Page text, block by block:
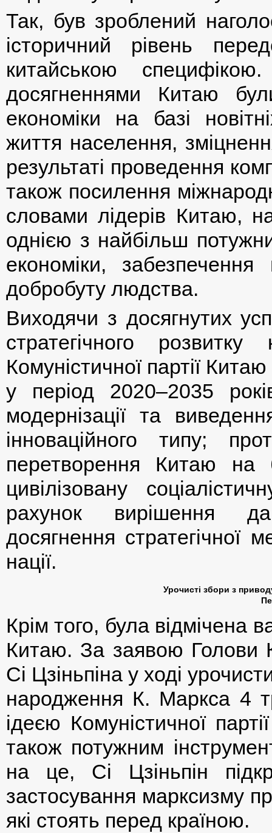
Так, був зроблений
історичний рівень
китайською
досягненнями Китаю
економіки на базі
життя населення,
результаті проведення
також посилення
словами лідерів Китаю,
однією з найбільш
економіки,
добробуту людства.
Виходячи з досягнутих
стратегічного
Комуністичної партії
у період 2020–2035
модернізації та
інноваційного типу;
перетворення Китаю на
цивілізовану
рахунок вирішення
досягнення стратегічної
нації.
Урочисті збори з
Крім того, була відмічена
Китаю. За заявою Голови
Сі Цзіньпіна у ході
народження К. Маркса 4
ідеєю Комуністичної
також потужним
на це, Сі Цзіньпін
застосування марксизму
які стоять перед країною.